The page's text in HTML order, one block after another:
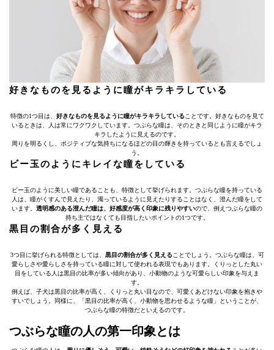
好きなものを見るように瞳がキラキラしている
特徴の1つ目は、 好きなものを見るように瞳がキラキラしている ことです。好きなものを見て
いるときは、人は常にワクワクしています。つぶらな瞳は、そのときと同じように瞳がキラ
キラしたように見えるのです。
周りを明るくし、ポジティブな気持ちになるほどの目の輝きを持っているとも言えるでしょ
う。
ビー玉のようにキレイな瞳をしている
ビー玉のように美しい瞳であることも、特徴として挙げられます。つぶらな瞳を持っている
人は、瞳がくすんで見えたり、濁っているように見えたりすることはなく、澄んだ瞳をして
います。 透明感のある澄んだ瞳は、好感度が高く印象に残りやすいので、例えつぶらな瞳の
持ち主ではなくても目指したいポイントの1つです。
黒目の割合が多く見える
3つ目に挙げられる特徴としては、 黒目の割合が多く見える ことでしょう。つぶらな瞳は、可
愛らしさや愛らしさを持っている瞳に対して使われる表現でもあります。くりっとした丸い
目をしている人は黒目の比率が多い傾向があり、小動物のような可愛らしい印象を与えま
す。
例えば、子犬は黒目の比率が高く、くりっと丸い目なので、可愛くあどけない印象を抱きや
すいでしょう。同様に、「黒目の比率が高く、小動物を思わせるような瞳」ということが、
つぶらな瞳の特徴だといえるのです。
つぶらな瞳の人の第一印象とは